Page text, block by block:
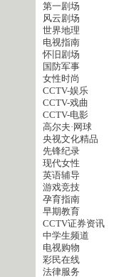
第一剧场
风云剧场
世界地理
电视指南
怀旧剧场
国防军事
女性时尚
CCTV-娱乐
CCTV-戏曲
CCTV-电影
高尔夫·网球
央视文化精品
先锋纪录
现代女性
英语辅导
游戏竞技
孕育指南
早期教育
CCTV证券资讯
中学生频道
电视购物
彩民在线
法律服务